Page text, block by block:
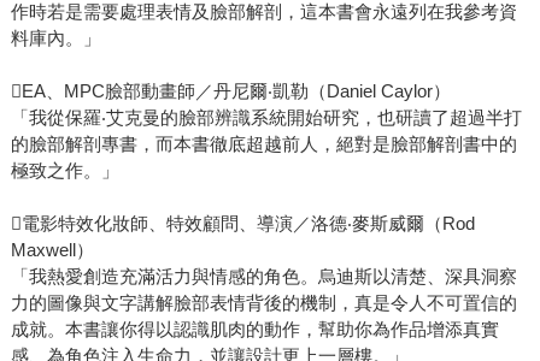
作時若是需要處理表情及臉部解剖，這本書會永遠列在我參考資
料庫內。」
EA、MPC臉部動畫師／丹尼爾‧凱勒（Daniel Caylor）
「我從保羅‧艾克曼的臉部辨識系統開始研究，也研讀了超過半打
的臉部解剖專書，而本書徹底超越前人，絕對是臉部解剖書中的
極致之作。」
電影特效化妝師、特效顧問、導演／洛德‧麥斯威爾（Rod
Maxwell）
「我熱愛創造充滿活力與情感的角色。烏迪斯以清楚、深具洞察
力的圖像與文字講解臉部表情背後的機制，真是令人不可置信的
成就。本書讓你得以認識肌肉的動作，幫助你為作品增添真實
感、為角色注入生命力，並讓設計更上一層樓。」